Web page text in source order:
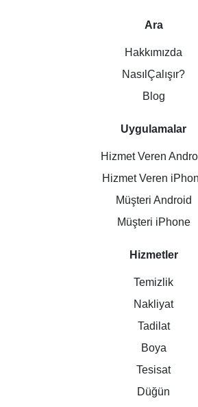
Ara
Hakkımızda
NasılÇalışır?
Blog
Uygulamalar
Hizmet Veren
Hizmet Veren
Müşteri Android
Müşteri iPhone
Hizmetler
Temizlik
Nakliyat
Tadilat
Boya
Tesisat
Düğün